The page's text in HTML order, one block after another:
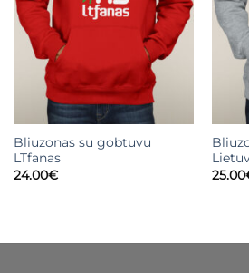
Bliuzonas su gobtuvu
LTfanas
24.00€
25.00